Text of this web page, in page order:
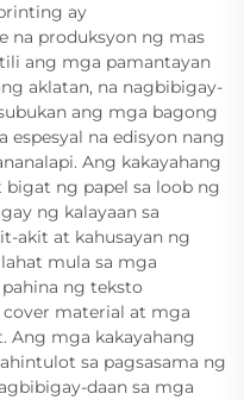
ay
na produksyon ng mas
ang mga pamantayan
aklatan, na nagbibigay-
ang mga bagong
na edisyon nang
Ang kakayahang
ng papel sa loob ng
ng kalayaan sa
akit at kahusayan ng
mula sa mga
ng teksto
material at mga
Ang mga kakayahang
sa pagsasama ng
daan sa mga